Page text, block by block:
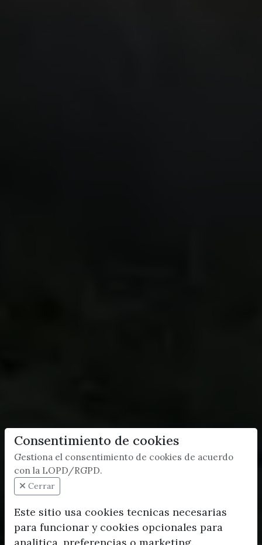
Consentimiento de cookies
Gestiona el consentimiento de cookies de acuerdo
con la LOPD/RGPD.
Cerrar
Este sitio usa cookies tecnicas necesarias
para funcionar y cookies opcionales para